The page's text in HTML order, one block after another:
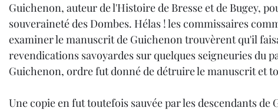
Guichenon, auteur de l'Histoire de Bresse et de Bugey,
souveraineté des Dombes. Hélas ! les commissaires
examiner le manuscrit de Guichenon trouvèrent qu'il
revendications savoyardes sur quelques seigneuries du
Guichenon, ordre fut donné de détruire le manuscrit et
Une copie en fut toutefois sauvée par les descendants de